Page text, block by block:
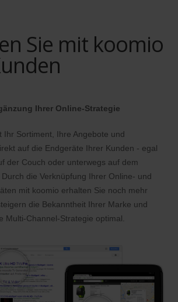
Sie mit koomio
Ihrer Online-Strategie
Ihr Sortiment, Ihre Angebote und
auf die Endgeräte Ihrer Kunden - egal
der Couch oder unterwegs auf dem
die Verknüpfung Ihrer Online- und
mit koomio erhalten Sie noch mehr
die Bekanntheit Ihrer Marke und
Multi-Channel-Strategie optimal.